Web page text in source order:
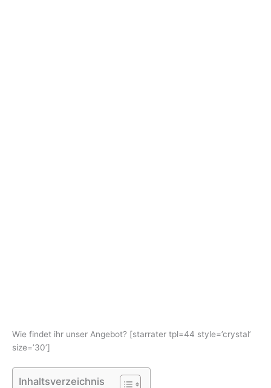
Wie findet ihr unser Angebot? [starrater tpl=44 style=’crystal’
size=’30’]
Inhaltsverzeichnis